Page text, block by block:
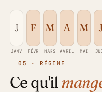
J
JANV
F
FÉVR
M
MARS
A
AVRIL
M
MAI
J
05 · RÉGIME
Ce qu'il